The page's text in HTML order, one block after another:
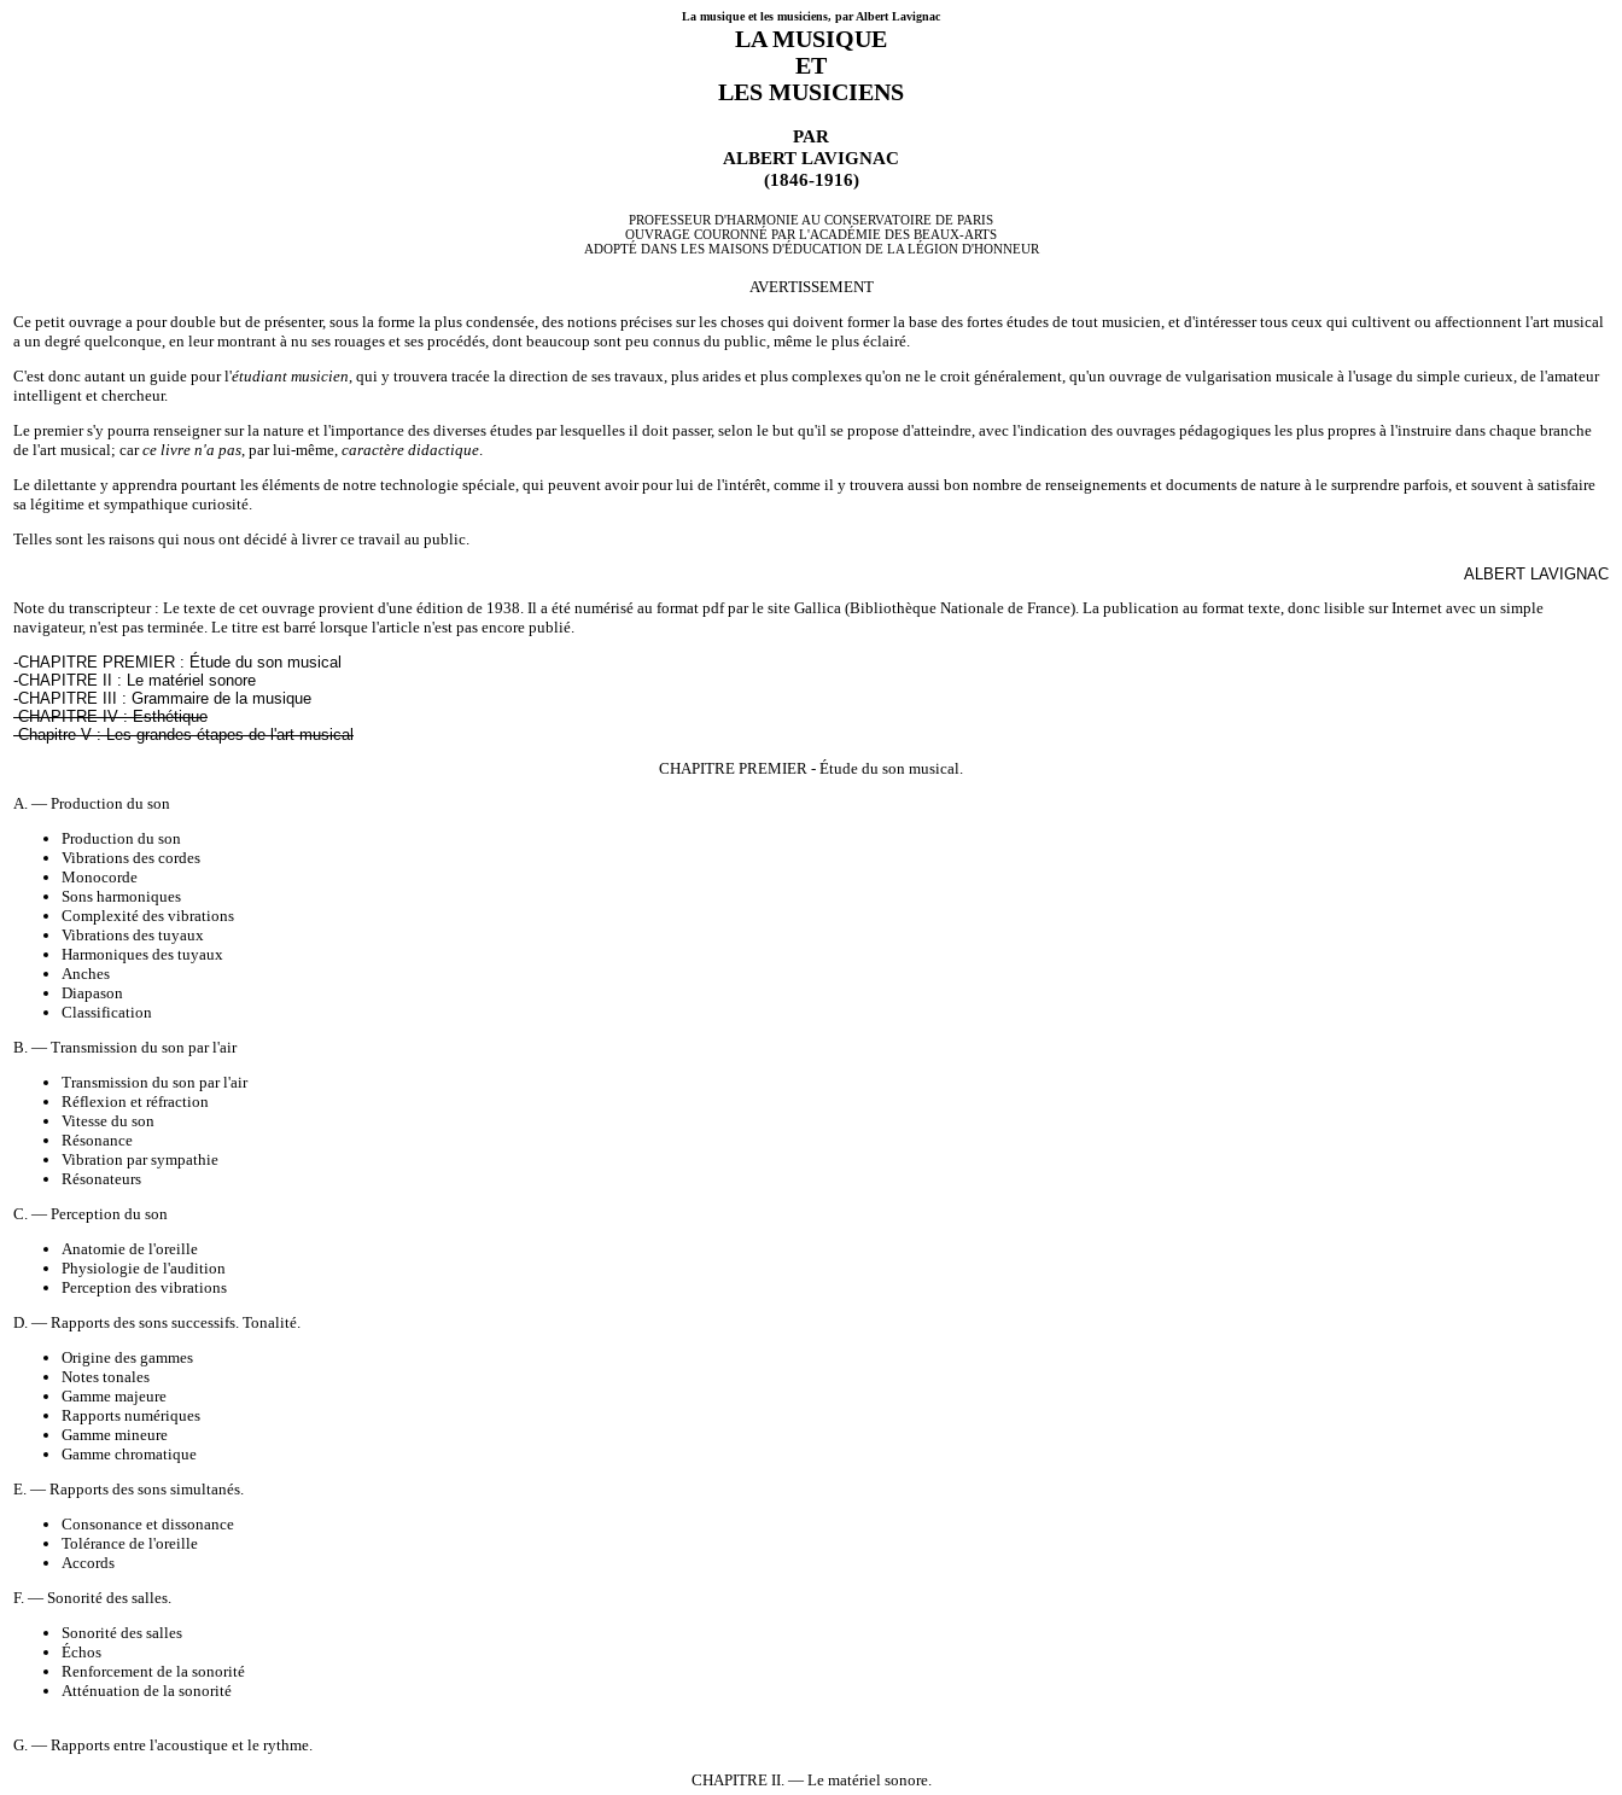
La musique et les musiciens, par Albert Lavignac
LA MUSIQUE
ET
LES MUSICIENS
PAR
ALBERT LAVIGNAC
(1846-1916)
PROFESSEUR D'HARMONIE AU CONSERVATOIRE DE PARIS
OUVRAGE COURONNÉ PAR L'ACADÉMIE DES BEAUX-ARTS
ADOPTÉ DANS LES MAISONS D'ÉDUCATION DE LA LÉGION D'HONNEUR
AVERTISSEMENT
Ce petit ouvrage a pour double but de présenter, sous la forme la plus condensée, des notions précises sur les choses qui doivent former la base des fortes études de tout musicien, et d'intéresser tous ceux qui cultivent ou affectionnent l'art musical
a un degré quelconque, en leur montrant à nu ses rouages et ses procédés, dont beaucoup sont peu connus du public, même le plus éclairé.
C'est donc autant un guide pour l'étudiant musicien, qui y trouvera tracée la direction de ses travaux, plus arides et plus complexes qu'on ne le croit généralement, qu'un ouvrage de vulgarisation musicale à l'usage du simple curieux, de l'amateur
intelligent et chercheur.
Le premier s'y pourra renseigner sur la nature et l'importance des diverses études par lesquelles il doit passer, selon le but qu'il se propose d'atteindre, avec l'indication des ouvrages pédagogiques les plus propres à l'instruire dans chaque branche
de l'art musical; carce livre n'a pas, par lui-même, caractère didactique.
Le dilettante y apprendra pourtant les éléments de notre technologie spéciale, qui peuvent avoir pour lui de l'intérêt, comme il y trouvera aussi bon nombre de renseignements et documents de nature à le surprendre parfois, et souvent à satisfaire
sa légitime et sympathique curiosité.
Telles sont les raisons qui nous ont décidé à livrer ce travail au public.
ALBERT LAVIGNAC
Note du transcripteur : Le texte de cet ouvrage provient d'une édition de 1938. Il a été numérisé au format pdf par le site Gallica (Bibliothèque Nationale de France). La publication au format texte, donc lisible sur Internet avec un simple
navigateur, n'est pas terminée. Le titre est barré lorsque l'article n'est pas encore publié.
-CHAPITRE PREMIER : Étude du son musical
-CHAPITRE II : Le matériel sonore
-CHAPITRE III : Grammaire de la musique
-CHAPITRE IV : Esthétique
-Chapitre V : Les grandes étapes de l'art musical
CHAPITRE PREMIER - Étude du son musical.
A. — Production du son
Production du son
Vibrations des cordes
Monocorde
Sons harmoniques
Complexité des vibrations
Vibrations des tuyaux
Harmoniques des tuyaux
Anches
Diapason
Classification
B. — Transmission du son par l'air
Transmission du son par l'air
Réflexion et réfraction
Vitesse du son
Résonance
Vibration par sympathie
Résonateurs
C. — Perception du son
Anatomie de l'oreille
Physiologie de l'audition
Perception des vibrations
D. — Rapports des sons successifs. Tonalité.
Origine des gammes
Notes tonales
Gamme majeure
Rapports numériques
Gamme mineure
Gamme chromatique
E. — Rapports des sons simultanés.
Consonance et dissonance
Tolérance de l'oreille
Accords
F. — Sonorité des salles.
Sonorité des salles
Échos
Renforcement de la sonorité
Atténuation de la sonorité
G. — Rapports entre l'acoustique et le rythme.
CHAPITRE II. — Le matériel sonore.